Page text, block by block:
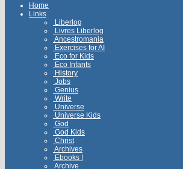
Home
Links
Liberlog
Livres Liberlog
Ancestromania
Exercises for AI
Eco for Kids
Eco Infants
History
Jobs
Genius
Write
Universe
Universe Kids
God
God Kids
Christ
Archives
Ebooks !
Archive